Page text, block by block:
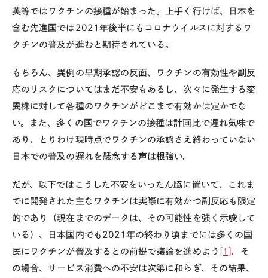
英等ではワクチンの接種が始まった。上手く行けば、日本を
含む先進国では2021年後半にもコロナウイルスに対するワ
クチンの普及が進むと期待されている。
もちろん、異例の早期承認の反面、ワクチンの有効性や副反
応のリスクについてはまだ不安もあるし、次々に発生する変
異株に対して各種のワクチンがどこまで有効かは定かでな
い。また、多くの国でワクチンの接種は計画比で遅れ気味で
あり、とりわけ現時点でワクチンの承認さえ終わっていない
日本での普及の遅れを懸念する声は根強い。
だが、以下ではこうした不安をいったん脇に置いて、これま
でに開発された主なワクチンは実際に有効かつ副反応も限定
的であり（現在までのデータは、その可能性を強く示唆して
いる）、日本国内でも2021年の終わり頃までには多くの国
民にワクチンが普及するとの前提で議論を進めよう
[1] 。そ
の場合、サービス消費への不安は次第に和らぎ、その結果、